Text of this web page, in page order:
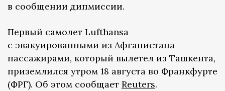
в сообщении дипмиссии.
Первый самолет Lufthansa
с эвакуированными из Афганистана
пассажирами, который вылетел из Ташкента,
приземлился утром 18 августа во Франкфурте
(ФРГ). Об этом сообщает Reuters.